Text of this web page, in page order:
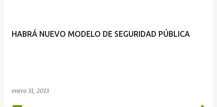
HABRÁ NUEVO MODELO DE SEGURIDAD PÚBLICA
enero 31, 2013